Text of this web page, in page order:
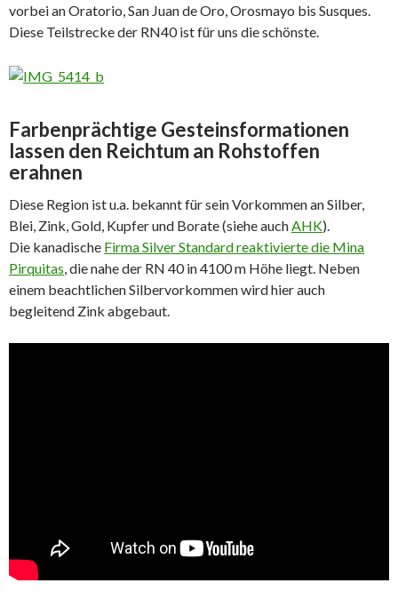
vorbei an Oratorio, San Juan de Oro, Orosmayo bis Susques.
Diese Teilstrecke der RN40 ist für uns die schönste.
Farbenprächtige Gesteinsformationen
lassen den Reichtum an Rohstoffen
erahnen
Diese Region ist u.a. bekannt für sein Vorkommen an Silber,
Blei, Zink, Gold, Kupfer und Borate (siehe auch AHK).
Die kanadische Firma Silver Standard reaktivierte die Mina
Pirquitas , die nahe der RN 40 in 4100 m Höhe liegt. Neben
einem beachtlichen Silbervorkommen wird hier auch
begleitend Zink abgebaut.